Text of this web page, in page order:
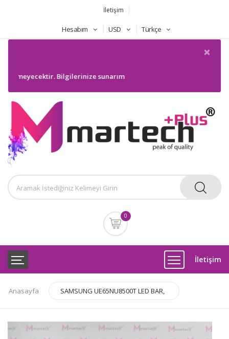
İletişim
Hesabım USD Türkçe
×
Bilgilerinize sunarım
0
İletişim
Anasayfa SAMSUNG UE65NU8500T LED BAR,